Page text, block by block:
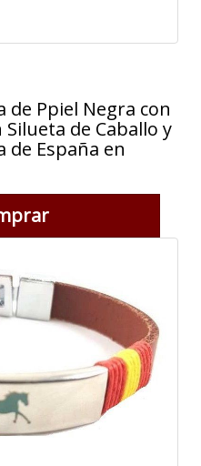
de Ppiel Negra con
de Caballo y
de España en